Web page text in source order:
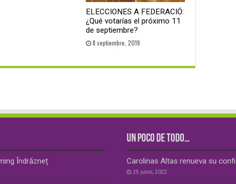
ELECCIONES A FEDERACIÓ:
¿Qué votarías el próximo 11
de septiembre?
8 septiembre, 2019
Îndrăzneț
UN POCO DE TODO…
Carolinas Altas renueva su
25 junio, 2022